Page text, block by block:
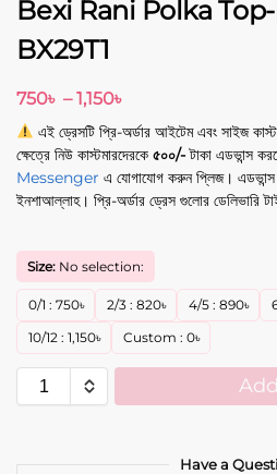
Bexi Rani Polka
BX29T1
750৳ – 1,150৳
এই ড্রেসটি প্রি-অর্ডার আইটেম এবং সাইজ
ক্ষেত্রে নিউ কাস্টমারদেরকে ৫০০/-টাকা এডভান্স
Messenger এ যোগাযোগ করুন প্লিজ। এডভান্স
ইনশাআল্লাহ। প্রি-অর্ডার ড্রেস গুলোর ডেলিভারি
Size: No selection:
0/1 : 750৳ 2/3 : 820৳ 4/5 : 890৳
10/12 : 1,150৳ Custom : 0৳
Have a